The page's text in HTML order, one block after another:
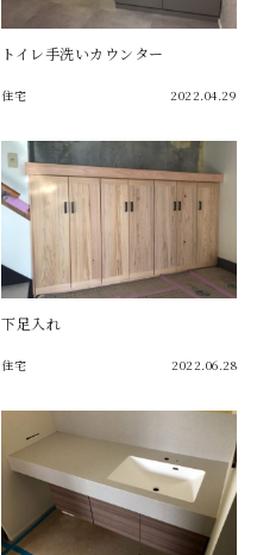
トイレ手洗いカウンター
住宅 2022.04.29
下足入れ
住宅 2022.06.28